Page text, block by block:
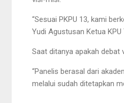
“Sesuai PKPU 13, kami
Yudi Agustusan Ketua KPU
Saat ditanya apakah debat
“Panelis berasal dari
melalui sudah ditetapkan